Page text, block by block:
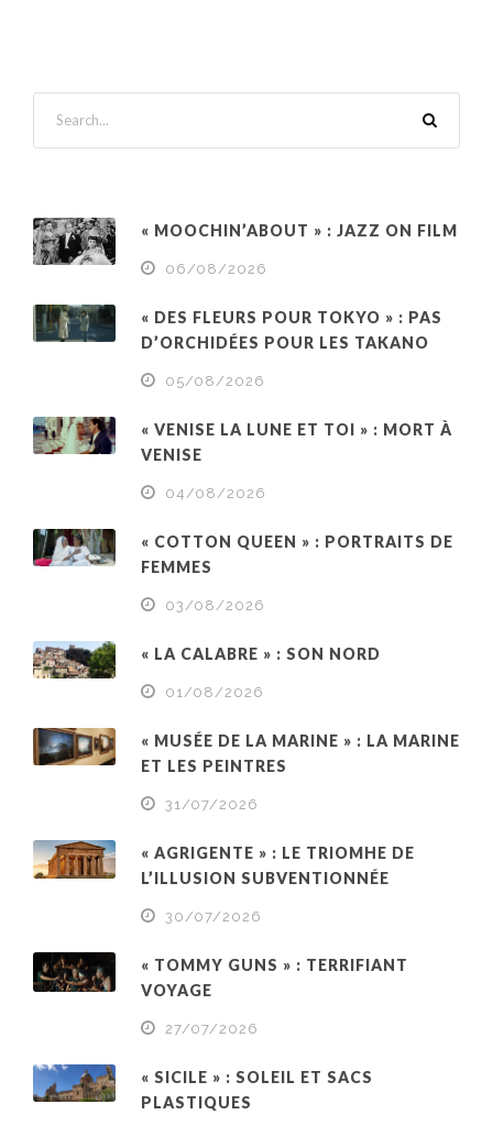
« MOOCHIN’ABOUT » : JAZZ ON FILM
06/08/2026
« DES FLEURS POUR TOKYO » : PAS
D’ORCHIDÉES POUR LES TAKANO
05/08/2026
« VENISE LA LUNE ET TOI » : MORT À
VENISE
04/08/2026
« COTTON QUEEN » : PORTRAITS DE
FEMMES
03/08/2026
« LA CALABRE » : SON NORD
01/08/2026
« MUSÉE DE LA MARINE » : LA MARINE
ET LES PEINTRES
31/07/2026
« AGRIGENTE » : LE TRIOMHE DE
L’ILLUSION SUBVENTIONNÉE
30/07/2026
« TOMMY GUNS » : TERRIFIANT
VOYAGE
27/07/2026
« SICILE » : SOLEIL ET SACS
PLASTIQUES